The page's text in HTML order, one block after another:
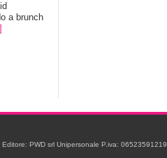
a brunch
PWD srl Unipersonale P.iva: 06523591219